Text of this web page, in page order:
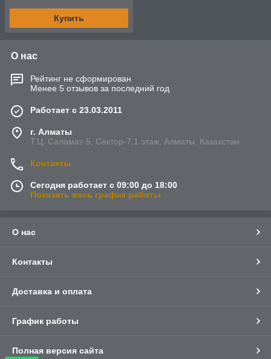
Купить
О нас
Рейтинг не сформирован
Менее 5 отзывов за последний год
Работает с 23.03.2011
г. Алматы
Т.Ц. Саламат-5, Cектор-7,1 этаж, Алматы, Казахстан
Контакты
Сегодня работает с 09:00 до 18:00
Показать весь график работы
О нас
Контакты
Доставка и оплата
График работы
Полная версия сайта